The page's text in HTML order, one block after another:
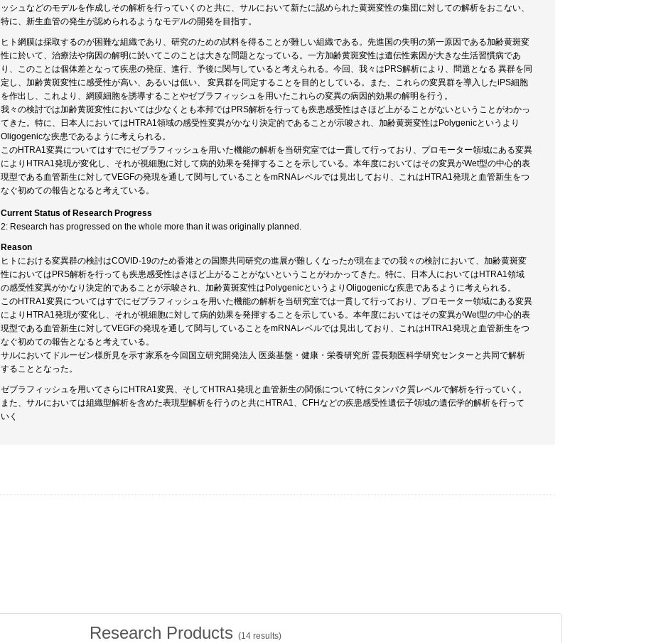
ッシュなどのモデルを作成しその解析を行っていくのと共に、サルにおいて新たに認められた黄斑変性の集団に対しての解析をおこない、
特に、新生血管の発生が認められるようなモデルの開発を目指す。
ヒト網膜は採取するのが困難な組織であり、研究のための試料を得ることが難しい組織である。先進国の失明の第一原因である加齢黄斑変
性に於いて、治療法や病因の解明に於いてこのことは大きな問題となっている。一方加齢黄斑変性は遺伝性素因が大きな生活習慣病であ
り、このことは個体差となって疾患の発症、進行、予後に関与していると考えられる。今回、我々はPRS解析により、問題となる 異群を同
定し、加齢黄斑変性に感受性が高い、あるいは低い、 変異群を同定することを目的としている。また、これらの変異群を導入したiPS細胞
を作出し、これより、網膜細胞を誘導することやゼブラフィッシュを用いたこれらの変異の病因的効果の解明を行う。
我々の検討では加齢黄斑変性においては少なくとも本邦ではPRS解析を行っても疾患感受性はさほど上がることがないということがわかっ
てきた。特に、日本人においてはHTRA1領域の感受性変異がかなり決定的であることが示唆され、加齢黄斑変性はPolygenicというより
Oligogenicな疾患であるように考えられる。
このHTRA1変異についてはすでにゼブラフィッシュを用いた機能の解析を当研究室では一貫して行っており、プロモーター領域にある変異
によりHTRA1発現が変化し、それが視細胞に対して病的効果を発揮することを示している。本年度においてはその変異がWet型の中心的表
現型である血管新生に対してVEGFの発現を通して関与していることをmRNAレベルでは見出しており、これはHTRA1発現と血管新生をつ
なぐ初めての報告となると考えている。
Current Status of Research Progress
2: Research has progressed on the whole more than it was originally planned.
Reason
ヒトにおける変異群の検討はCOVID-19のため香港との国際共同研究の進展が難しくなったが現在までの我々の検討において、加齢黄斑変
性においてはPRS解析を行っても疾患感受性はさほど上がることがないということがわかってきた。特に、日本人においてはHTRA1領域
の感受性変異がかなり決定的であることが示唆され、加齢黄斑変性はPolygenicというよりOligogenicな疾患であるように考えられる。
このHTRA1変異についてはすでにゼブラフィッシュを用いた機能の解析を当研究室では一貫して行っており、プロモーター領域にある変異
によりHTRA1発現が変化し、それが視細胞に対して病的効果を発揮することを示している。本年度においてはその変異がWet型の中心的表
現型である血管新生に対してVEGFの発現を通して関与していることをmRNAレベルでは見出しており、これはHTRA1発現と血管新生をつ
なぐ初めての報告となると考えている。
サルにおいてドルーゼン様所見を示す家系を今回国立研究開発法人 医薬基盤・健康・栄養研究所 霊長類医科学研究センターと共同で解析
することとなった。
ゼブラフィッシュを用いてさらにHTRA1変異、そしてHTRA1発現と血管新生の関係について特にタンパク質レベルで解析を行っていく。
また、サルにおいては組織型解析を含めた表現型解析を行うのと共にHTRA1、CFHなどの疾患感受性遺伝子領域の遺伝学的解析を行って
いく
Research Products (14 results)